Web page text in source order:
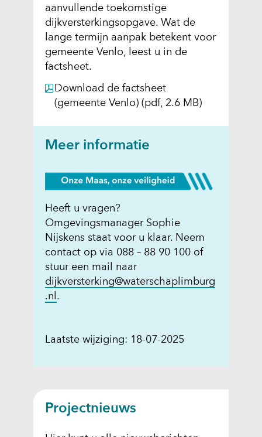
aanvullende toekomstige
dijkversterkingsopgave. Wat de
lange termijn aanpak betekent voor
gemeente Venlo, leest u in de
factsheet.
Download de factsheet
(gemeente Venlo)(pdf, 2.6 MB)
Meer informatie
Heeft u vragen?
Omgevingsmanager Sophie
Nijskens staat voor u klaar. Neem
contact op via 088 – 88 90 100 of
stuur een mail naar
dijkversterking@waterschaplimburg
.nl .
Laatste wijziging: 18-07-2025
Projectnieuws